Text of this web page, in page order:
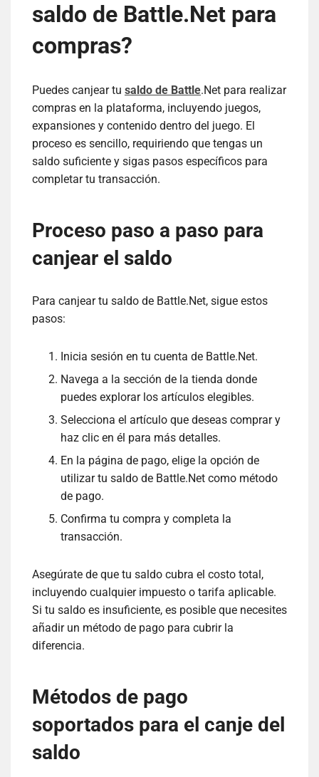
saldo de Battle.Net para
compras?
Puedes canjear tu saldo de Battle.Net para realizar
compras en la plataforma, incluyendo juegos,
expansiones y contenido dentro del juego. El
proceso es sencillo, requiriendo que tengas un
saldo suficiente y sigas pasos específicos para
completar tu transacción.
Proceso paso a paso para
canjear el saldo
Para canjear tu saldo de Battle.Net, sigue estos
pasos:
Inicia sesión en tu cuenta de Battle.Net.
Navega a la sección de la tienda donde
puedes explorar los artículos elegibles.
Selecciona el artículo que deseas comprar y
haz clic en él para más detalles.
En la página de pago, elige la opción de
utilizar tu saldo de Battle.Net como método
de pago.
Confirma tu compra y completa la
transacción.
Asegúrate de que tu saldo cubra el costo total,
incluyendo cualquier impuesto o tarifa aplicable.
Si tu saldo es insuficiente, es posible que necesites
añadir un método de pago para cubrir la
diferencia.
Métodos de pago
soportados para el canje del
saldo